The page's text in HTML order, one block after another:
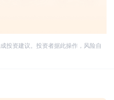
投资建议。投资者据此操作，风险自